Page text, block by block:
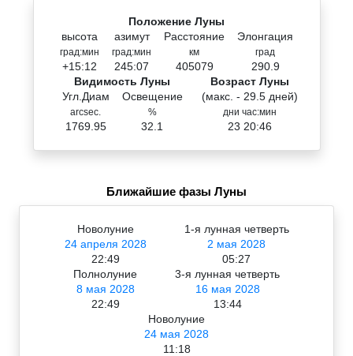
Положение Луны
высота
град:мин
+15:12
азимут
град:мин
245:07
Расстояние
км
405079
Элонгация
град
290.9
Видимость Луны
Угл.Диам
arcsec.
1769.95
Освещение
%
32.1
Возраст Луны
(макс. - 29.5 дней)
дни час:мин
23 20:46
Ближайшие фазы Луны
Новолуние
24 апреля 2028
22:49
1-я лунная четверть
2 мая 2028
05:27
Полнолуние
8 мая 2028
22:49
3-я лунная четверть
16 мая 2028
13:44
Новолуние
24 мая 2028
11:18